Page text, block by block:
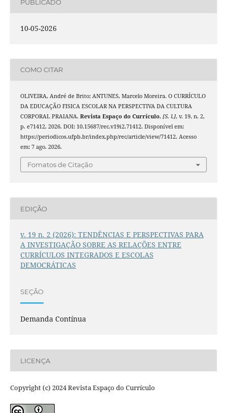
PUBLICADO
10-05-2026
COMO CITAR
OLIVEIRA, André de Brito; ANTUNES, Marcelo Moreira. O CURRÍCULO
DA EDUCAÇÃO FISICA ESCOLAR NA PERSPECTIVA DA CULTURA
CORPORAL PRAIANA. Revista Espaço do Currículo, [S. l.], v. 19, n. 2,
p. e71412, 2026. DOI: 10.15687/rec.v19i2.71412. Disponível em:
https://periodicos.ufpb.br/index.php/rec/article/view/71412. Acesso
em: 7 ago. 2026.
Fomatos de Citação
EDIÇÃO
v. 19 n. 2 (2026): TENDÊNCIAS E PERSPECTIVAS PARA
A INVESTIGAÇÃO SOBRE AS RELAÇÕES ENTRE
CURRÍCULOS INTEGRADOS E ESCOLAS
DEMOCRÁTICAS
SEÇÃO
Demanda Contínua
LICENÇA
Copyright (c) 2024 Revista Espaço do Currículo